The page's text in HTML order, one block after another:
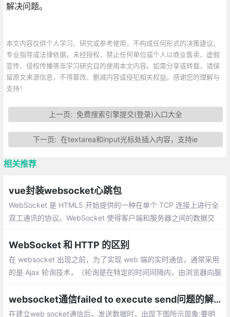
解决问题。
本文内容仅供个人学习、研究或参考使用，不构成任何形式的决策建议、
专业指导或法律依据。未经授权，禁止任何单位或个人以商业售卖、虚假
宣传、侵权传播等非学习研究目的使用本文内容。如需分享或转载，请保
留原文来源信息，不得篡改、删减内容或侵犯相关权益。感谢您的理解与
支持！
上一页: 免费搜索引擎提交(登录)入口大全
下一页:在textarea和input光标处插入内容，支持ie
相关推荐
vue封装websocket心跳包
WebSocket 是 HTML5 开始提供的一种在单个 TCP 连接上进行全
双工通讯的协议。WebSocket 使得客户端和服务器之间的数据交
WebSocket 和 HTTP 的区别
在 websocket 出现之前，为了实现 web 端的实时通信，通常采用
的是 Ajax 轮询技术，（轮询是在特定的时间间隔内，由浏览器向服
websocket通信failed to execute send问题的解决
在建立web socket通信后，发送数据时，出现下图所示现象:要明